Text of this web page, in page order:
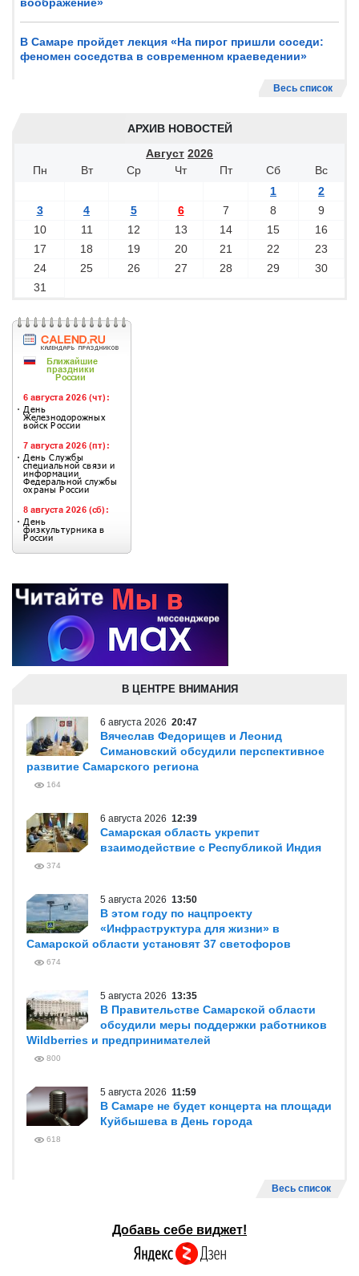
В Самаре пройдет лекция «На пирог пришли соседи:
феномен соседства в современном краеведении»
Весь список
АРХИВ НОВОСТЕЙ
Август 2026
Пн
Вт Ср Чт Пт Сб
Вс
1
2
3
4 5 6 7 8
9
10
11 12 13 14 15
16
17
18 19 20 21 22
23
24
25 26 27 28 29
30
31
В ЦЕНТРЕ ВНИМАНИЯ
6 августа 2026 20:47
Вячеслав Федорищев и Леонид
Симановский обсудили перспективное
развитие Самарского региона
164
6 августа 2026 12:39
Самарская область укрепит
взаимодействие с Республикой Индия
374
5 августа 2026 13:50
В этом году по нацпроекту
«Инфраструктура для жизни» в
Самарской области установят 37 светофоров
674
5 августа 2026 13:35
В Правительстве Самарской области
обсудили меры поддержки работников
Wildberries и предпринимателей
800
5 августа 2026 11:59
В Самаре не будет концерта на площади
Куйбышева в День города
618
Весь список
Добавь себе виджет!